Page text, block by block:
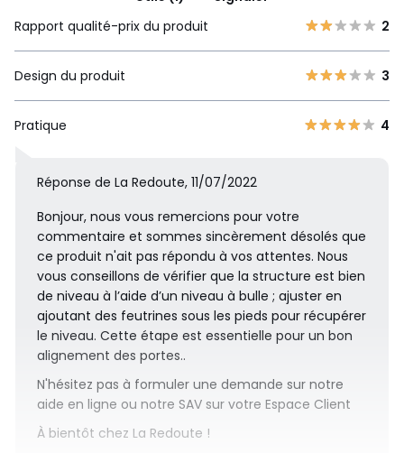
Rapport qualité-prix du produit
2
Design du produit 3
Pratique 4
Réponse de La Redoute, 11/07/2022
Bonjour, nous vous remercions pour votre
commentaire et sommes sincèrement désolés que
ce produit n'ait pas répondu à vos attentes. Nous
vous conseillons de vérifier que la structure est bien
de niveau à l’aide d’un niveau à bulle ; ajuster en
ajoutant des feutrines sous les pieds pour récupérer
le niveau. Cette étape est essentielle pour un bon
alignement des portes..
N'hésitez pas à formuler une demande sur notre
aide en ligne ou notre SAV sur votre Espace Client
À bientôt chez La Redoute !